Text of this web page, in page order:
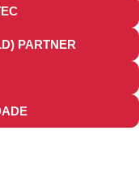
PARTNER